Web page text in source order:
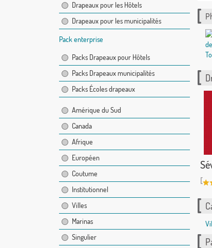
Drapeaux pour les Hôtels
Drapeaux pour les municipalités
Pack enterprise
Packs Drapeaux pour Hôtels
Packs Drapeaux municipalités
Packs Écoles drapeaux
Amérique du Sud
Canada
Afrique
Européen
Coutume
Institutionnel
Villes
Marinas
Singulier
[